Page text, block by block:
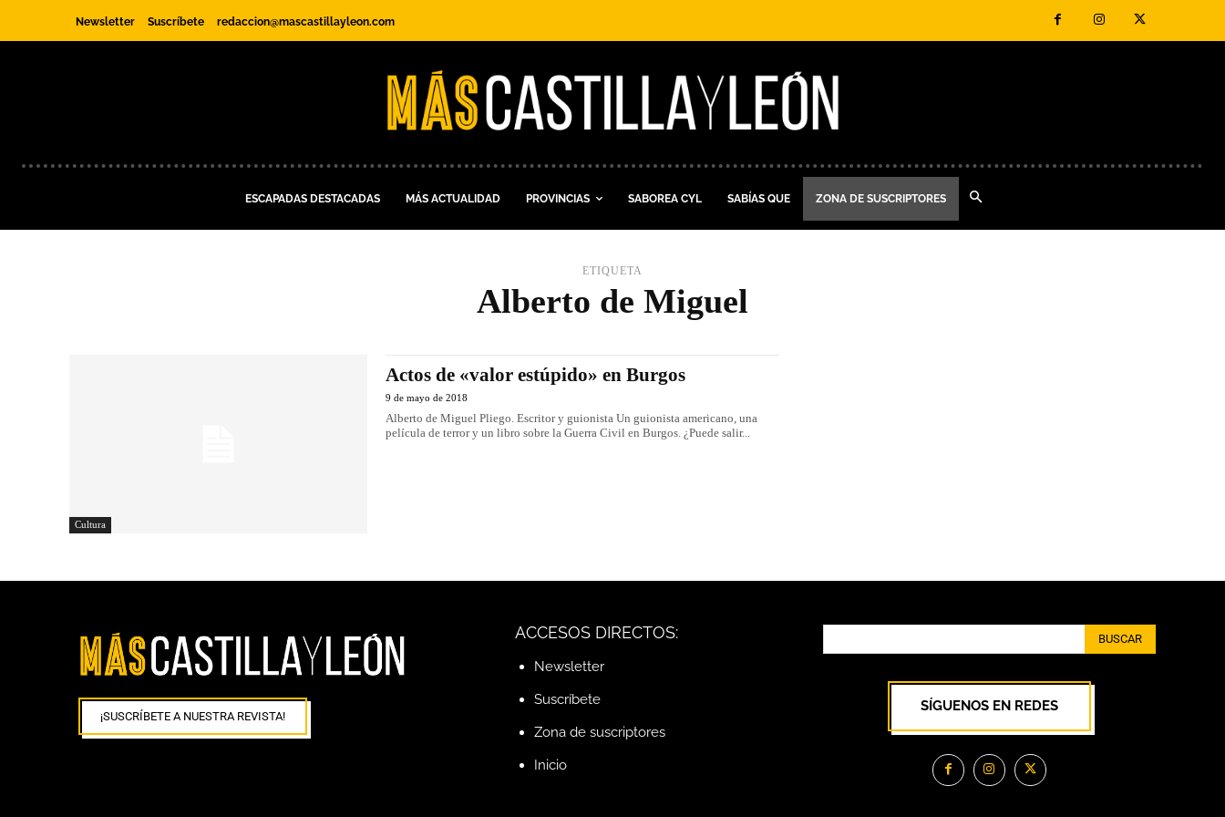
Newsletter Suscríbete redaccion@mascastillayleon.com
ESCAPADAS DESTACADAS MÁS ACTUALIDAD PROVINCIAS SABOREA CYL SABÍAS QUE ZONA DE SUSCRIPTORES
ETIQUETA
Alberto de Miguel
Cultura
Actos de «valor estúpido» en Burgos
9 de mayo de 2018
Alberto de Miguel Pliego. Escritor y guionista Un guionista americano, una
película de terror y un libro sobre la Guerra Civil en Burgos. ¿Puede salir...
¡SUSCRÍBETE A NUESTRA REVISTA!
ACCESOS DIRECTOS:
Newsletter
Suscríbete
Zona de suscriptores
Inicio
BUSCAR
SÍGUENOS EN REDES